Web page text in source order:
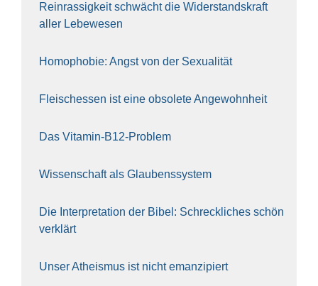
Rein­ras­sig­keit schwächt die Wider­stands­kraft
aller Lebe­we­sen
Homo­pho­bie: Angst von der Sexua­li­tät
Fleisch­essen ist eine obso­le­te An‍ge‍wohn‍heit
Das Vit­amin-B12-Pro­blem
Wis­sen­schaft als Glau­bens­sys­tem
Die Inter­pre­ta­ti­on der Bibel: Schreck­li­ches schön
ver­klärt
Unser Athe­is­mus ist nicht eman­zi­piert